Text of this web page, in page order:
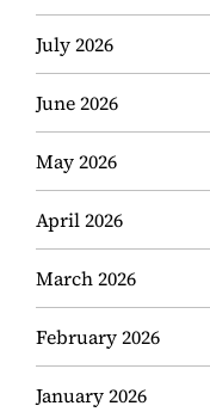
July 2026
June 2026
May 2026
April 2026
March 2026
February 2026
January 2026